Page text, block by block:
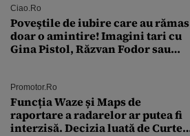
îmi salvez viața”
Ciao.ro
Poveştile de iubire care au rămas
doar o amintire! Imagini tari cu
Gina Pistol, Răzvan Fodor sau
Promotor.ro
Funcția Waze și Maps de
raportare a radarelor ar putea fi
interzisă. Decizia luată de Curtea